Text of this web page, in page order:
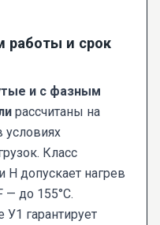
работы и срок
и с фазным
рассчитаны на
условиях
Класс
Н допускает нагрев
— до 155°C.
гарантирует